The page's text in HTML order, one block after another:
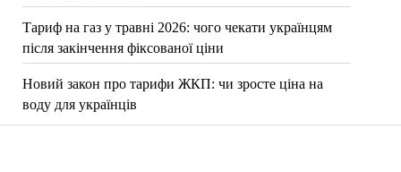
Тариф на газ у травні 2026: чого чекати українцям
після закінчення фіксованої ціни
Новий закон про тарифи ЖКП: чи зросте ціна на
воду для українців